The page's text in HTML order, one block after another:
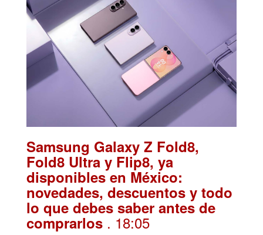
Samsung Galaxy Z Fold8,
Fold8 Ultra y Flip8, ya
disponibles en México:
novedades, descuentos y todo
lo que debes saber antes de
comprarlos . 18:05